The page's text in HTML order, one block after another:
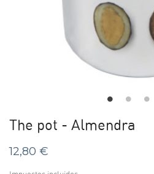
The pot - Almendra
12,80 €